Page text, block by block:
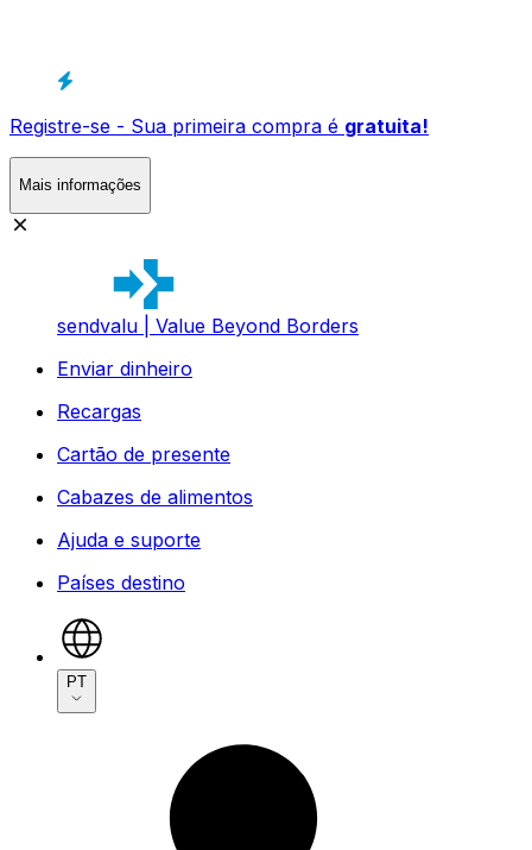
Registre-se - Sua primeira compra é gratuita!
Mais informações
sendvalu | Value Beyond Borders
Enviar dinheiro
Recargas
Cartão de presente
Cabazes de alimentos
Ajuda e suporte
Países destino
PT